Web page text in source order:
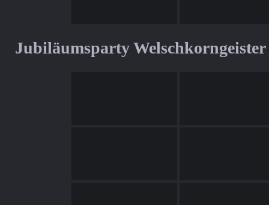
Jubiläumsparty